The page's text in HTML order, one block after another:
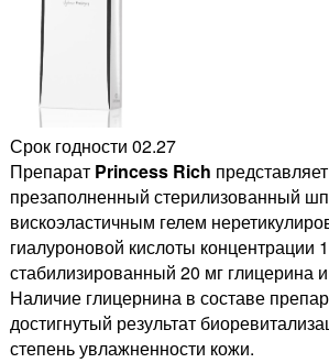
Срок годности 02.27
Препарат Princess Rich
презаполненный стерилизованный
вискоэластичным гелем
гиалуроновой кислоты концентрации
стабилизированный 20 мг глицерина
Наличие глицернина в составе
достигнутый результат
степень увлажненности кожи.